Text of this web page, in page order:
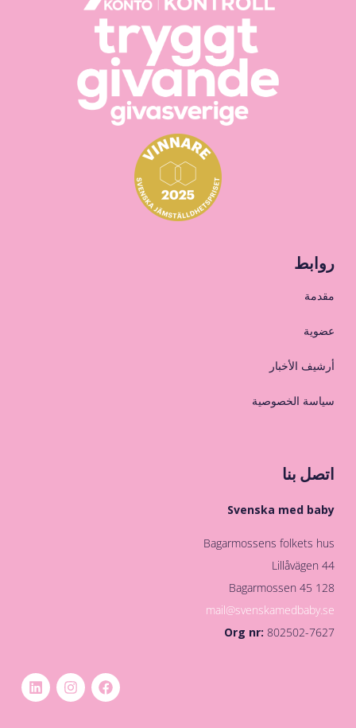
روابط
مقدمة
عضوية
أرشيف الأخبار
سياسة الخصوصية
اتصل بنا
Svenska med baby
Bagarmossens folkets hus
Lillåvägen 44
128 45 Bagarmossen
mail@svenskamedbaby.se
Org nr:802502-7627